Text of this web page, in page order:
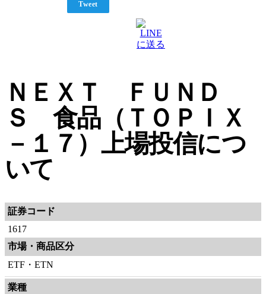
Tweet
ＮＥＸＴ ＦＵＮＤ
Ｓ 食品（ＴＯＰＩＸ
－１７）上場投信につ
いて
証券コード
1617
市場・商品区分
ETF・ETN
業種